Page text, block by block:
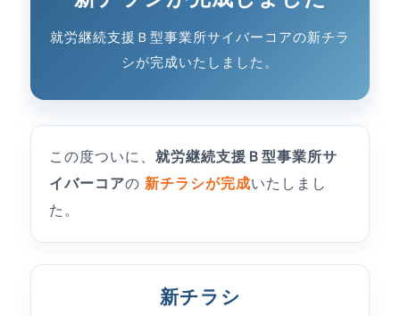
就労継続支援Ｂ型事業所サイバーコアの新チラ
シが完成いたしました。
この度ついに、 就労継続支援Ｂ型事業所サ
イバーコアの 新チラシが完成いたしまし
た。
新チラシ